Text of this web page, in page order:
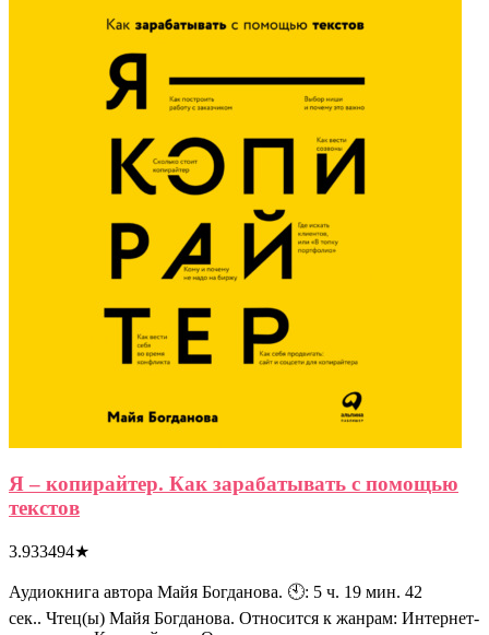
Я – копирайтер. Как зарабатывать с помощью
текстов
3.933494★
Аудиокнига автора Майя Богданова. 🕙: 5 ч. 19 мин. 42
сек.. Чтец(ы) Майя Богданова. Относится к жанрам: Интернет-